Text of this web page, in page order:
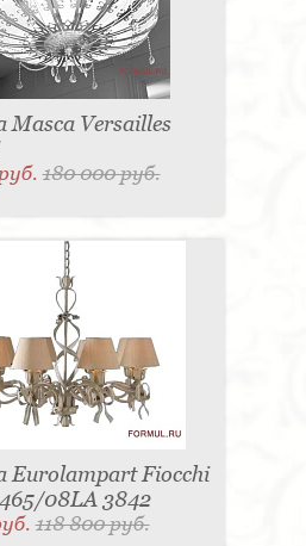
Versailles
180 000 руб.
Fiocchi
08LA 3842
118 800 руб.